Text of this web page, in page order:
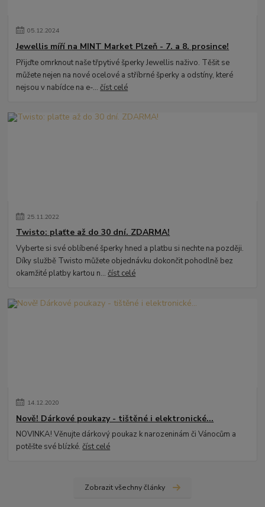
05.12.2024
Jewellis míří na MINT Market Plzeň - 7. a 8. prosince!
Přijďte omrknout naše třpytivé šperky Jewellis naživo. Těšit se
můžete nejen na nové ocelové a stříbrné šperky a odstíny, které
nejsou v nabídce na e-...číst celé
25.11.2022
Twisto: plaťte až do 30 dní. ZDARMA!
Vyberte si své oblíbené šperky hned a platbu si nechte na později.
Díky službě Twisto můžete objednávku dokončit pohodlně bez
okamžité platby kartou n...číst celé
14.12.2020
Nově! Dárkové poukazy - tištěné i elektronické...
NOVINKA! Věnujte dárkový poukaz k narozeninám či Vánocům a
potěšte své blízké.číst celé
Zobrazit všechny články